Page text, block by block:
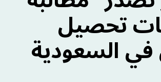
تحصيل
في السعودية